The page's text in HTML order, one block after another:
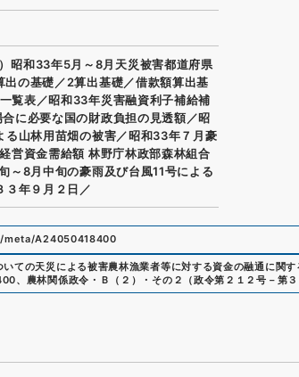
）昭和33年5月～8月天災被害都道府県
の基礎／2算出基礎／借款額算出基
覧表／昭和33年災害融資利子補給補
に必要な国の財政負担の見透額／昭
山林用苗畑の被害／昭和33年７月豪
営資金需給額 林野庁林政部森林組合
～8月中旬の豪雨及び台風11号による
３年９月２日／
A24050418400
ての天災による被害農林漁業者等に対する資金の融通に関
、 農林関係政令・Ｂ（２）・その２（政令第２１２号－第